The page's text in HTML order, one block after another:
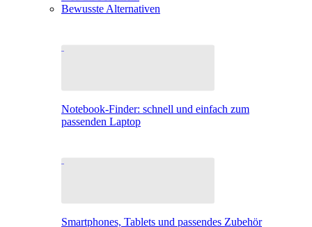
Bewusste Alternativen
Notebook-Finder: schnell und einfach zum
passenden Laptop
Smartphones, Tablets und passendes Zubehör